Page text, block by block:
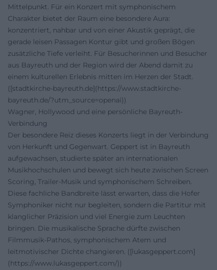
Mittelpunkt. Für ein Konzert mit symphonischem
Charakter bietet der Raum eine besondere Aura:
konzentriert, nahbar und von einer Akustik geprägt, die
gerade leisen Passagen Kontur gibt und großen Bögen
zusätzliche Tiefe verleiht. Für Besucherinnen und Besucher
aus Bayreuth und der Region wird der Abend damit zu
einem kulturellen Erlebnis mitten im Herzen der Stadt.
([stadtkirche-bayreuth.de](https://www.stadtkirche-
bayreuth.de/?utm_source=openai))
Wagner, Hollywood und eine persönliche Bayreuth-
Verbindung
Der besondere Reiz dieses Konzerts liegt in der Verbindung
von Herkunft und Gegenwart. Geppert ist in Bayreuth
aufgewachsen, studierte später an internationalen
Musikhochschulen und bewegt sich heute zwischen Screen
Scoring, Trailer-Musik und symphonischem Schreiben.
Diese fachliche Bandbreite lässt erwarten, dass die Hofer
Symphoniker nicht nur begleiten, sondern die Partitur mit
klanglicher Präzision und viel Energie zum Leuchten
bringen. Die musikalische Sprache dürfte zwischen
Filmmusik-Pathos, symphonischem Atem und
leitmotivischer Dichte changieren. ([lukasgeppert.com]
(https://www.lukasgeppert.com/))